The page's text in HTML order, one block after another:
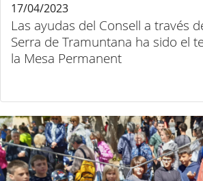
Las ayudas del Consell a través
Serra de Tramuntana ha sido el
la Mesa Permanent
17/04/2023